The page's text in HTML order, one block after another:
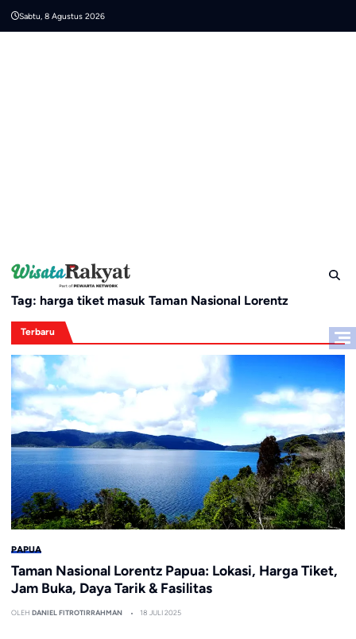
Sabtu, 8 Agustus 2026
Tag: harga tiket masuk Taman Nasional Lorentz
Terbaru
PAPUA
Taman Nasional Lorentz Papua: Lokasi, Harga Tiket,
Jam Buka, Daya Tarik & Fasilitas
OLEH DANIEL FITROTIRRAHMAN 18 JULI 2025